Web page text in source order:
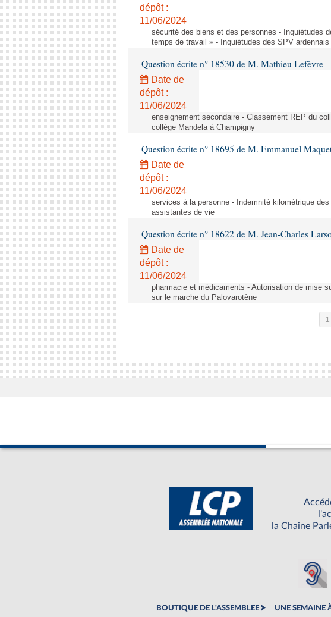
dépôt :
11/06/2024
sécurité des biens et des personnes - Inquiétudes
temps de travail » - Inquiétudes des SPV
Question écrite n° 18530 de M. Mathieu Lefèvre
Date de
dépôt :
11/06/2024
enseignement secondaire - Classement REP du
collège Mandela à Champigny
Question écrite n° 18695 de M. Emmanuel
Date de
dépôt :
11/06/2024
services à la personne - Indemnité kilométrique
assistantes de vie
Question écrite n° 18622 de M. Jean-Charles
Date de
dépôt :
11/06/2024
pharmacie et médicaments - Autorisation de mise
sur le marche du Palovarotène
1
la Chaine
BOUTIQUE DE L'ASSEMBLEE UNE SEMAINE